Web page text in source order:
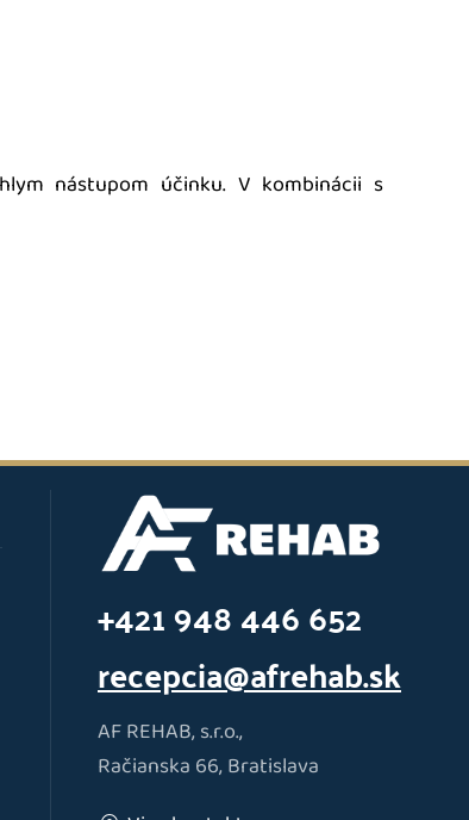
nástupom účinku. V kombinácii s
+421 948 446 652
recepcia@afrehab.sk
AF REHAB, s.r.o.,
Račianska 66, Bratislava